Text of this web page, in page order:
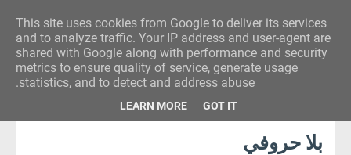
وكالة الحدث للآراء
بلا حروفي
This site uses cookies from Google to deliver its services
and to analyze traffic. Your IP address and user-agent are
shared with Google along with performance and security
metrics to ensure quality of service, generate usage
statistics, and to detect and address abuse.
LEARN MORE GOT IT